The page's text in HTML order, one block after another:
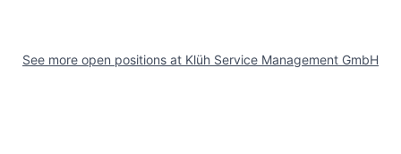
See more open positions at Klüh Service Management GmbH